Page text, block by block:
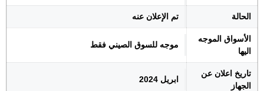
الحالة تم الإعلان عنه
الأسواق الموجه
اليها
موجه للسوق الصيني فقط
تاريخ اعلان عن
الجهاز
ابريل 2024